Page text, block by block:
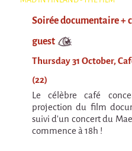
Roue de la Mort
Sur le Chemin de la
L'herbe tendre
La F.R.A.P.
the Wagon
Château Descartes
Soirée documentaire +
guest
Thursday 31 October,
(22)
Le célèbre café
projection du film
suivi d'un concert du
commence à 18h !